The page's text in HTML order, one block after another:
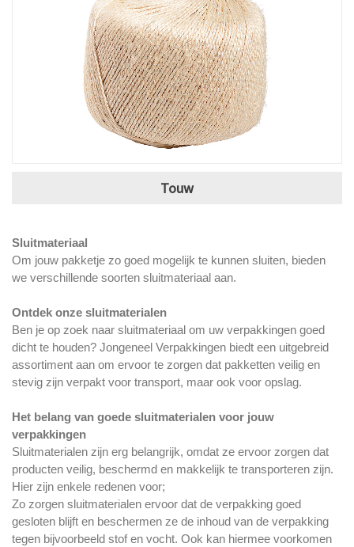
Touw
Sluitmateriaal
Om jouw pakketje zo goed mogelijk te kunnen sluiten, bieden
we verschillende soorten sluitmateriaal aan.
Ontdek onze sluitmaterialen
Ben je op zoek naar sluitmateriaal om uw verpakkingen goed
dicht te houden? Jongeneel Verpakkingen biedt een uitgebreid
assortiment aan om ervoor te zorgen dat pakketten veilig en
stevig zijn verpakt voor transport, maar ook voor opslag.
Het belang van goede sluitmaterialen voor jouw
verpakkingen
Sluitmaterialen zijn erg belangrijk, omdat ze ervoor zorgen dat
producten veilig, beschermd en makkelijk te transporteren zijn.
Hier zijn enkele redenen voor;
Zo zorgen sluitmaterialen ervoor dat de verpakking goed
gesloten blijft en beschermen ze de inhoud van de verpakking
tegen bijvoorbeeld stof en vocht. Ook kan hiermee voorkomen